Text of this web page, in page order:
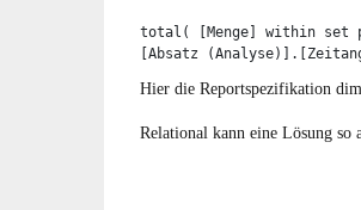
total( [Menge] within set
[Absatz
Hier die Reportspezifikation
Relational kann eine Lösung so